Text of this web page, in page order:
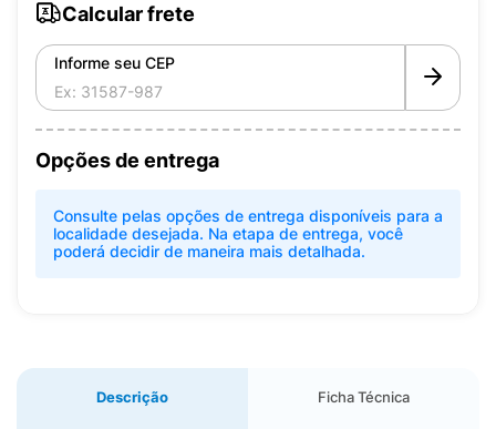
Calcular frete
Informe seu CEP
Opções de entrega
Consulte pelas opções de entrega disponíveis para a
localidade desejada. Na etapa de entrega, você
poderá decidir de maneira mais detalhada.
Descrição Ficha Técnica